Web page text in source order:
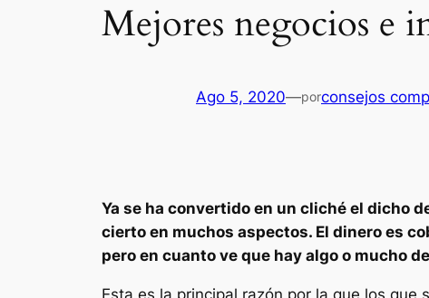
Mejores negocios e
Ago 5, 2020—porconsejos
Ya se ha convertido en un cliché el dicho
cierto en muchos aspectos. El dinero es
pero en cuanto ve que hay algo o mucho